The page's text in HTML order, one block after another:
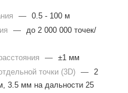
—
0.5 - 100 м
—
до 2 000 000 точек/
—
±1 мм
точки (3D)
—
2
3.5 мм на дальности 25